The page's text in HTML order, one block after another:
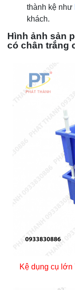
thành kệ như
khách.
Hình ảnh sản
có chân trắng
Kệ dụng cụ lớn